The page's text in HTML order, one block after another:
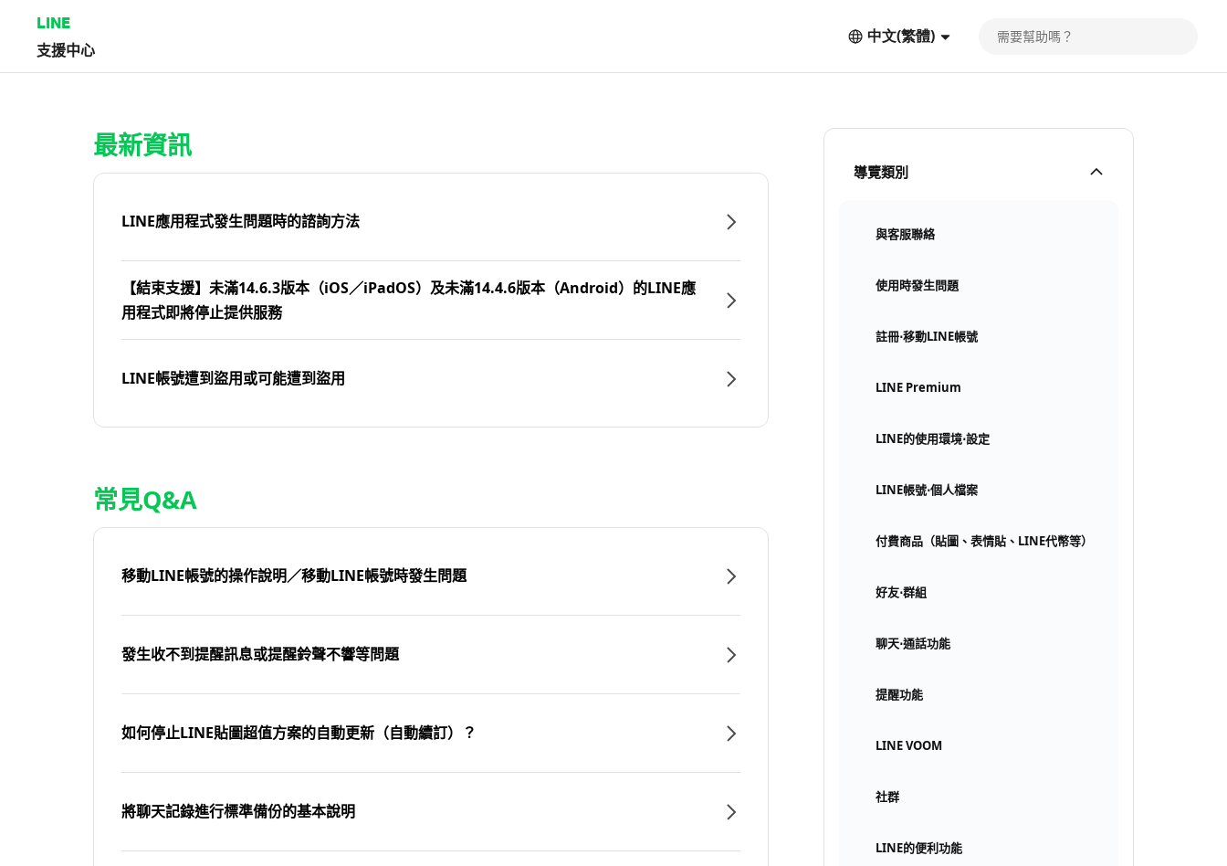
LINE
支援中心
中文(繁體)
導覽類別
與客服聯絡
使用時發生問題
註冊⋅移動LINE帳號
LINE Premium
LINE的使用環境⋅設定
LINE帳號⋅個人檔案
付費商品（貼圖、表情貼、LINE代幣等）
好友⋅群組
聊天⋅通話功能
提醒功能
LINE VOOM
社群
LINE的便利功能
最新資訊
LINE應用程式發生問題時的諮詢方法
【結束支援】未滿14.6.3版本（iOS／iPadOS）及未滿14.4.6版本（Android）的LINE應
用程式即將停止提供服務
LINE帳號遭到盜用或可能遭到盜用
常見Q&A
移動LINE帳號的操作說明／移動LINE帳號時發生問題
發生收不到提醒訊息或提醒鈴聲不響等問題
如何停止LINE貼圖超值方案的自動更新（自動續訂）？
將聊天記錄進行標準備份的基本說明